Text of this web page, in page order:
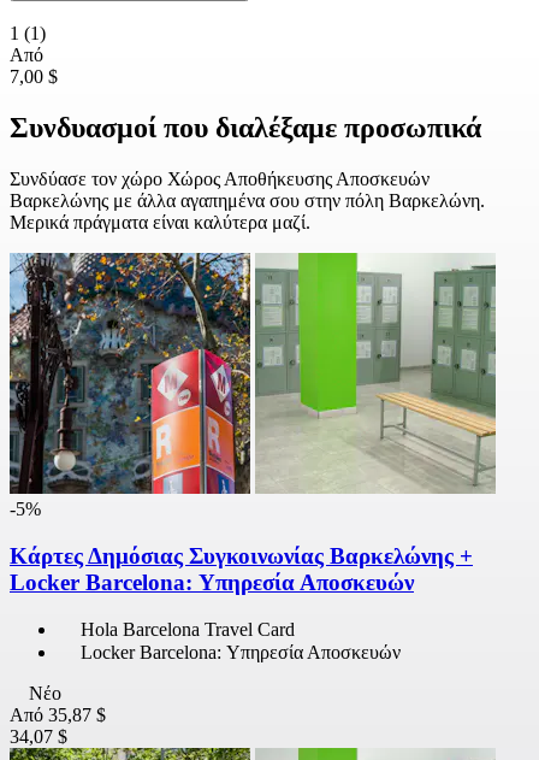
1 (1)
Από
7,00 $
Συνδυασμοί που διαλέξαμε προσωπικά
Συνδύασε τον χώρο Χώρος Αποθήκευσης Αποσκευών
Βαρκελώνης με άλλα αγαπημένα σου στην πόλη Βαρκελώνη.
Μερικά πράγματα είναι καλύτερα μαζί.
-5%
Κάρτες Δημόσιας Συγκοινωνίας Βαρκελώνης +
Locker Barcelona: Υπηρεσία Αποσκευών
Hola Barcelona Travel Card
Locker Barcelona: Υπηρεσία Αποσκευών
Νέο
Από 35,87 $
34,07 $